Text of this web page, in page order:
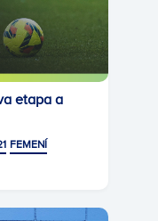
etapa a
FEMENÍ